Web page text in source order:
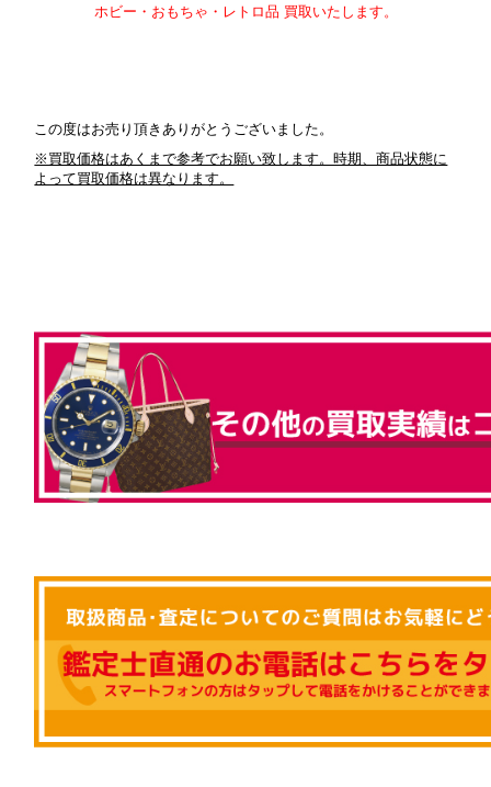
ホビー・おもちゃ・レトロ品 買取いたします。
この度はお売り頂きありがとうございました。
※買取価格はあくまで参考でお願い致します。時期、商品状態に
よって買取価格は異なります。